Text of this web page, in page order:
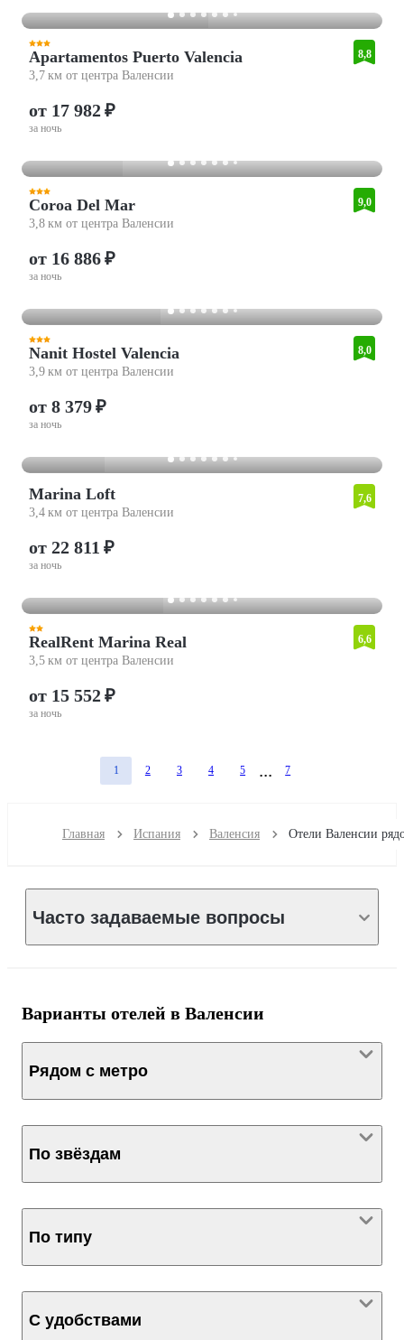
Apartamentos Puerto Valencia
3,7 км от центра Валенсии
8,8
от 17 982 ₽
за ночь
Coroa Del Mar
3,8 км от центра Валенсии
9,0
от 16 886 ₽
за ночь
Nanit Hostel Valencia
3,9 км от центра Валенсии
8,0
от 8 379 ₽
за ночь
Marina Loft
3,4 км от центра Валенсии
7,6
от 22 811 ₽
за ночь
RealRent Marina Real
3,5 км от центра Валенсии
6,6
от 15 552 ₽
за ночь
1 2 3 4 5 7
Главная Испания Валенсия
Часто задаваемые вопросы
Варианты отелей в Валенсии
Рядом с метро
По звёздам
По типу
С удобствами